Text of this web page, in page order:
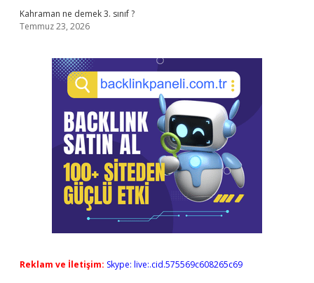
Kahraman ne demek 3. sınıf ?
Temmuz 23, 2026
Reklam ve İletişim: Skype: live:.cid.575569c608265c69